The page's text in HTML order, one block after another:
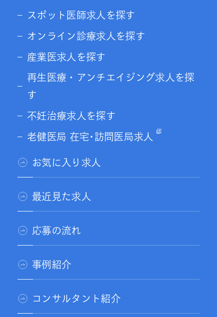
スポット医師求人を探す
オンライン診療求人を探す
産業医求人を探す
再生医療・アンチエイジング求人を探
す
不妊治療求人を探す
老健医局 在宅･訪問医局求人
お気に入り求人
最近見た求人
応募の流れ
事例紹介
コンサルタント紹介